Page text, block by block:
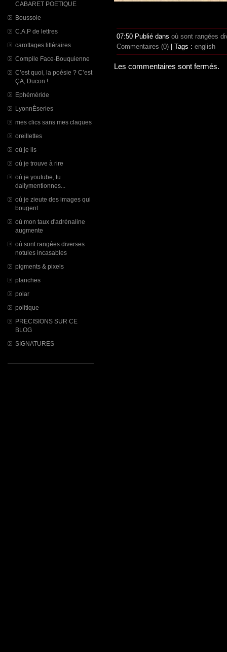
CABARET POETIQUE
Boussole
C.A.P de lettres
carottages littéraires
Compile Face-Bouquienne
C’est quoi, la poésie ? C’est
ÇA, Ducon !
Ephéméride
LyonnÈseries
mes clics sans mes claques
oreillettes
où je lis
où je trouve à rire
où je youtube, tu
dailymentionnes...
où je zieute des images qui
bougent
où mon taux d'adrénaline
augmente
où sont rangées diverses
notules incasables
pigments & pixels
planches
polar
politique
PRECISIONS SUR CE
BLOG
SIGNATURES
07:50 Publié dans où sont rangées
Commentaires (0) | Tags : english
Les commentaires sont fermés.